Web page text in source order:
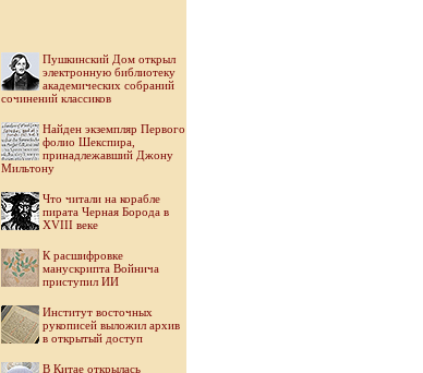
Пушкинский Дом открыл
электронную библиотеку
академических собраний
сочинений классиков
Найден экземпляр Первого
фолио Шекспира,
принадлежавший Джону
Мильтону
Что читали на корабле
пирата Черная Борода в
XVIII веке
К расшифровке
манускрипта Войнича
приступил ИИ
Институт восточных
рукописей выложил архив
в открытый доступ
В Китае открылась